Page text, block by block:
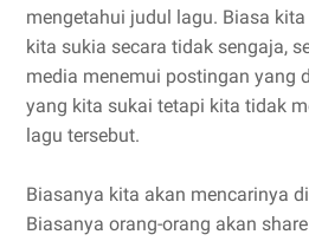
mengetahui judul lagu. Biasa
kita sukia secara tidak sengaja,
media menemui postingan yang
yang kita sukai tetapi kita tidak
lagu tersebut.
Biasanya kita akan mencarinya
Biasanya orang-orang akan